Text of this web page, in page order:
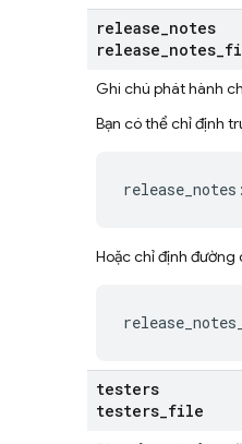
release_notes
release_notes_
Ghi chú phát hành
Bạn có thể chỉ định
Hoặc chỉ định đường
testers
testers_file